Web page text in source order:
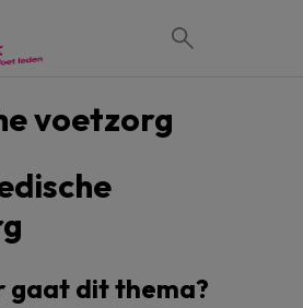
voetzorg
gaat dit thema?